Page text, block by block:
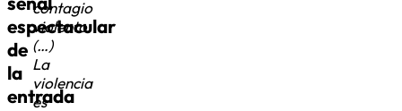
espectacular
de
la
entrada
contagio
violento.
(…)
La
violencia
es